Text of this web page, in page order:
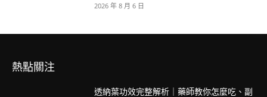
2026 年 8 月 6 日
熱點關注
透納葉功效完整解析｜藥師教你怎麼吃、副